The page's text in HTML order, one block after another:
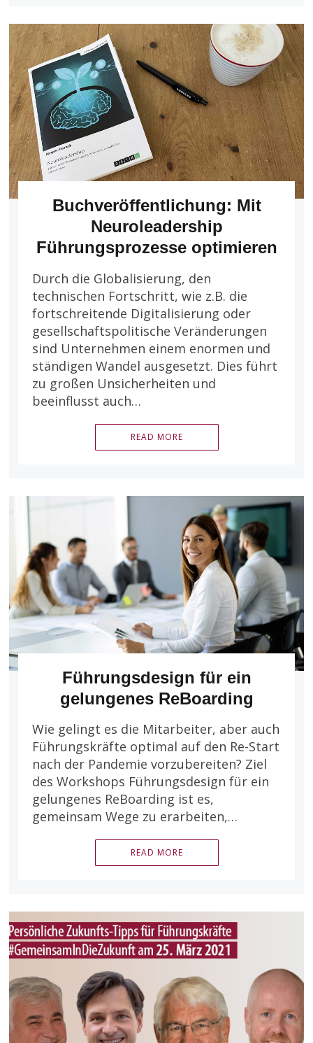
Buchveröffentlichung: Mit
Neuroleadership
Führungsprozesse optimieren
Durch die Globalisierung, den
technischen Fortschritt, wie z.B. die
fortschreitende Digitalisierung oder
gesellschaftspolitische Veränderungen
sind Unternehmen einem enormen und
ständigen Wandel ausgesetzt. Dies führt
zu großen Unsicherheiten und
beeinflusst auch…
READ MORE
Führungsdesign für ein
gelungenes ReBoarding
Wie gelingt es die Mitarbeiter, aber auch
Führungskräfte optimal auf den Re-Start
nach der Pandemie vorzubereiten? Ziel
des Workshops Führungsdesign für ein
gelungenes ReBoarding ist es,
gemeinsam Wege zu erarbeiten,…
READ MORE
NEU!
Mit
Neuroleadership
Führungsprozesse
optimieren
Das Buch von Jürgen Florack
Für interessierte
Führungskräfte und
Personaler aller
Branchen
Jetzt
informieren und bestellen